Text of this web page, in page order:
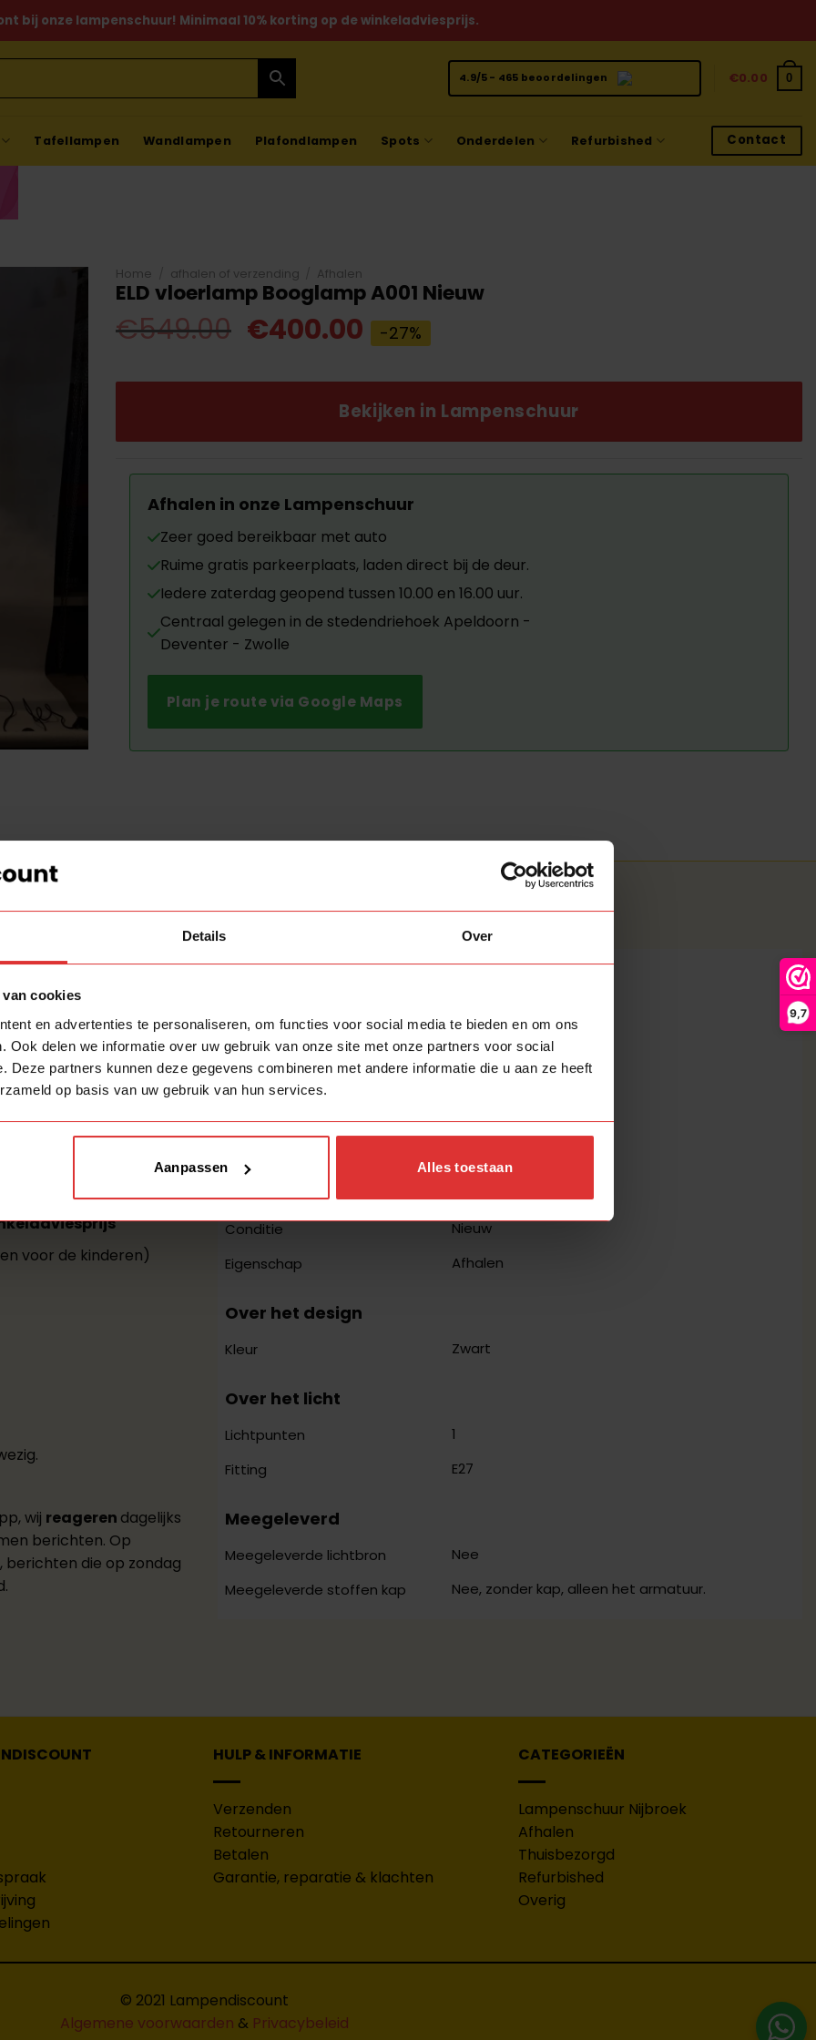
Details Over
cookies
en advertenties te personaliseren, om functies voor social media te bieden en om ons
Ook delen we informatie over uw gebruik van onze site met onze partners voor social
Deze partners kunnen deze gegevens combineren met andere informatie die u aan ze heeft
op basis van uw gebruik van hun services.
Aanpassen Alles toestaan
9,7
bij onze lampenschuur! Minimaal 10% korting op de winkeladviesprijs.
4.9/5 - 465 beoordelingen €0.00 0
Tafellampen Wandlampen Plafondlampen Spots Onderdelen Refurbished Contact
Home afhalen of verzending Afhalen
ELD vloerlamp Booglamp A001 Nieuw
€549.00 Oorspronkelijke
was:
€549.00.
€400.00 Huidige
prijs
is:
€400.00.
-27%
Bekijken in Lampenschuur
Afhalen in onze Lampenschuur
Zeer goed bereikbaar met auto
Ruime gratis parkeerplaats, laden direct bij de deur.
Iedere zaterdag geopend tussen 10.00 en 16.00 uur.
Centraal gelegen in de stedendriehoek Apeldoorn -
Deventer - Zwolle
Plan je route via Google Maps
wordt
AFHAALKORTING
meegenomen.
voor de kinderen)
wij reageren dagelijks
berichten. Op
berichten die op zondag
Aanvullende informatie
Algemeen
Merk
Familie
Booglamp
Over de lamp
Type lamp
ELD-selectie
Categorie
Conditie
Nieuw
Eigenschap
Afhalen
Over het design
Kleur Zwart
Over het licht
Lichtpunten
1
Fitting
E27
Meegeleverd
Meegeleverde lichtbron
Nee
Meegeleverde stoffen kap
Nee, zonder kap, alleen het armatuur.
HULP & INFORMATIE
Verzenden
Retourneren
Betalen
Garantie, reparatie & klachten
CATEGORIEËN
Lampenschuur Nijbroek
Afhalen
Thuisbezorgd
Refurbished
Overig
© 2021 Lampendiscount
Algemene voorwaarden & Privacybeleid